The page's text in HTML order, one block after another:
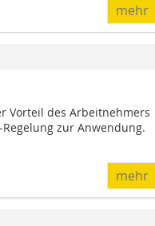
mehr
Vorteil des Arbeitnehmers
zur Anwendung.
mehr